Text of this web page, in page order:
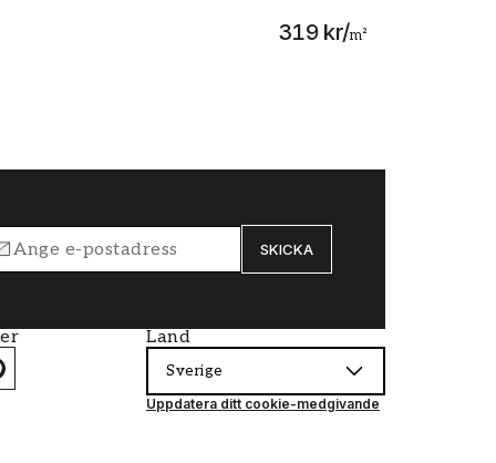
319 kr/m²
SKICKA
Land
Sverige
Uppdatera ditt cookie-medgivande